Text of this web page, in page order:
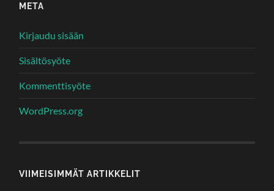
META
Kirjaudu sisään
Sisältösyöte
Kommenttisyöte
WordPress.org
VIIMEISIMMÄT ARTIKKELIT